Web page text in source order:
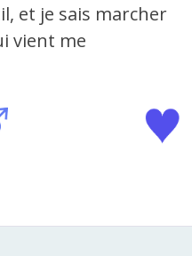
et je sais marcher
vient me